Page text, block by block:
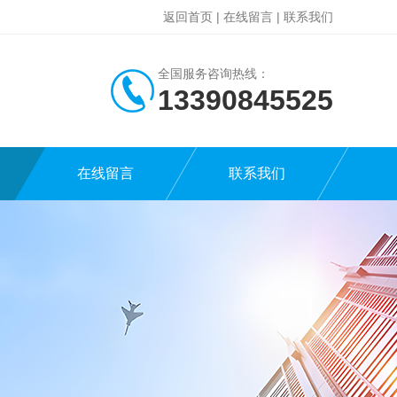
返回首页 | 在线留言 | 联系我们
全国服务咨询热线：
13390845525
在线留言 联系我们